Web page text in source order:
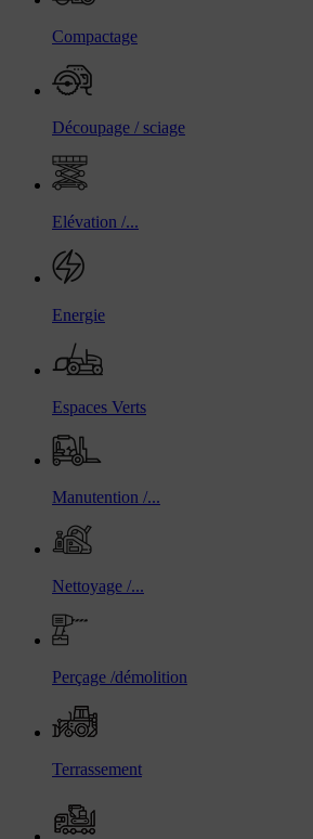
Compactage
Découpage / sciage
Elévation /...
Energie
Espaces Verts
Manutention /...
Nettoyage /...
Perçage /démolition
Terrassement